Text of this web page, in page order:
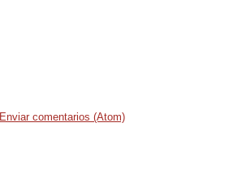
Enviar comentarios (Atom)